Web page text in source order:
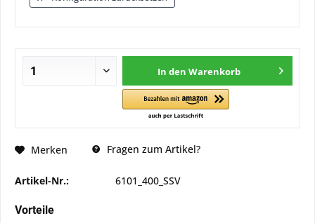
In den Warenkorb
Merken Fragen zum Artikel?
Artikel-Nr.: 6101_400_SSV
Vorteile